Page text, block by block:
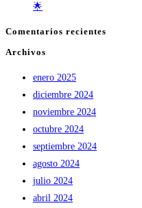
🌟
Comentarios recientes
Archivos
enero 2025
diciembre 2024
noviembre 2024
octubre 2024
septiembre 2024
agosto 2024
julio 2024
abril 2024